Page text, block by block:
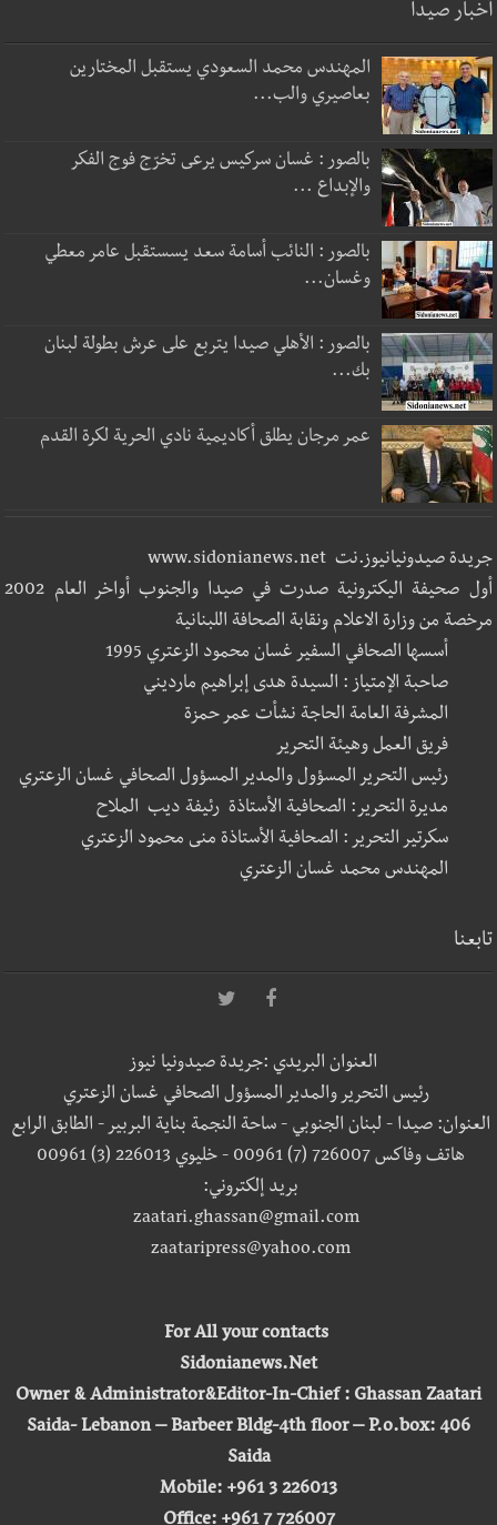
أخبار صيدا
المهندس محمد السعودي يستقبل المختارين
بعاصيري والب...
بالصور : غسان سركيس يرعى تخرّج فوج الفكر
والإبداع ...
بالصور : النائب أسامة سعد يسستقبل عامر معطي
وغسان...
بالصور : الأهلي صيدا يتربع على عرش بطولة لبنان
بك...
عمر مرجان يطلق أكاديمية نادي الحرية لكرة القدم
جريدة صيدونيانيوز.نت www.sidonianews.net
أول صحيفة اليكترونية صدرت في صيدا والجنوب أواخر العام 2002
مرخصة من وزارة الاعلام ونقابة الصحافة اللبنانية
أسسها الصحافي السفير غسان محمود الزعتري 1995
صاحبة الإمتياز : السيدة هدى إبراهيم مارديني
المشرفة العامة الحاجة نشأت عمر حمزة
فريق العمل وهيئة التحرير
رئيس التحرير المسؤول والمدير المسؤول الصحافي غسان الزعتري
مديرة التحرير: الصحافية الأستاذة رئيفة ديب الملاح
سكرتير التحرير : الصحافية الأستاذة منى محمود الزعتري
المهندس محمد غسان الزعتري
تابعنا
العنوان البريدي :جريدة صيدونيا نيوز
رئيس التحرير والمدير المسؤول الصحافي غسان الزعتري
العنوان: صيدا - لبنان الجنوبي - ساحة النجمة بناية البربير - الطابق الرابع
هاتف وفاكس 726007 (7) 00961 - خليوي 226013 (3) 00961
بريد إلكتروني:
zaatari.ghassan@gmail.com
zaataripress@yahoo.com
For All your contacts
Sidonianews.Net
Owner & Administrator&Editor-In-Chief : Ghassan Zaatari
Saida- Lebanon – Barbeer Bldg-4th floor – P.o.box: 406
Saida
Mobile: +961 3 226013